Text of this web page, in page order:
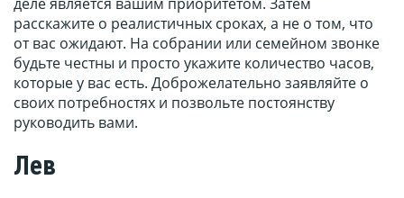
расскажите о реалистичных сроках, а не о том, что
от вас ожидают. На собрании или семейном звонке
будьте честны и просто укажите количество часов,
которые у вас есть. Доброжелательно заявляйте о
своих потребностях и позвольте постоянству
руководить вами.
Лев